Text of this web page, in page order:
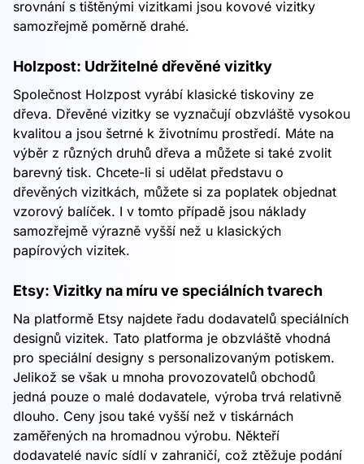
srovnání s tištěnými vizitkami jsou kovové vizitky
samozřejmě poměrně drahé.
Holzpost: Udržitelné dřevěné vizitky
Společnost Holzpost vyrábí klasické tiskoviny ze
dřeva. Dřevěné vizitky se vyznačují obzvláště vysokou
kvalitou a jsou šetrné k životnímu prostředí. Máte na
výběr z různých druhů dřeva a můžete si také zvolit
barevný tisk. Chcete-li si udělat představu o
dřevěných vizitkách, můžete si za poplatek objednat
vzorový balíček. I v tomto případě jsou náklady
samozřejmě výrazně vyšší než u klasických
papírových vizitek.
Etsy: Vizitky na míru ve speciálních tvarech
Na platformě Etsy najdete řadu dodavatelů speciálních
designů vizitek. Tato platforma je obzvláště vhodná
pro speciální designy s personalizovaným potiskem.
Jelikož se však u mnoha provozovatelů obchodů
jedná pouze o malé dodavatele, výroba trvá relativně
dlouho. Ceny jsou také vyšší než v tiskárnách
zaměřených na hromadnou výrobu. Někteří
dodavatelé navíc sídlí v zahraničí, což ztěžuje podání